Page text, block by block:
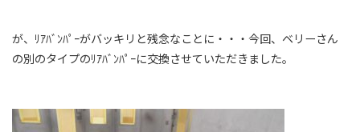
が、ﾘｱﾊﾞﾝﾊﾟｰがバッキリと残念なことに・・・今回、ベリーさん
の別のタイプのﾘｱﾊﾞﾝﾊﾟｰに交換させていただきました。